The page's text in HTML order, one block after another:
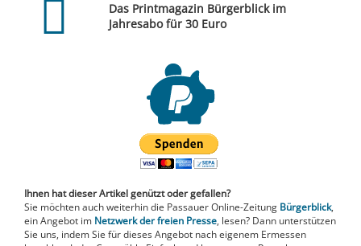
Das Printmagazin Bürgerblick im
Jahresabo für 30 Euro
Ihnen hat dieser Artikel genützt oder gefallen?
Sie möchten auch weiterhin die Passauer Online-Zeitung Bürgerblick,
ein Angebot im Netzwerk der freien Presse, lesen? Dann unterstützen
Sie uns, indem Sie für dieses Angebot nach eigenem Ermessen